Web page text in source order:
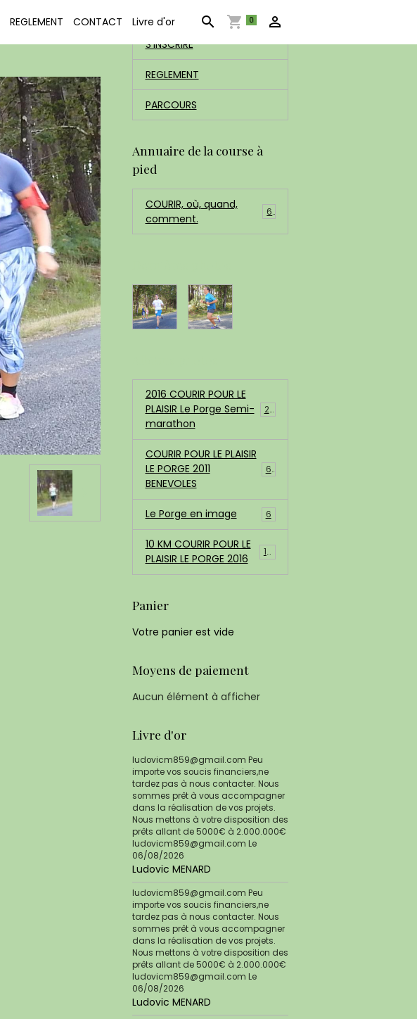
REGLEMENT CONTACT Livre d'or 0
S'INSCRIRE
REGLEMENT
PARCOURS
Annuaire de la course à
pied
COURIR, où, quand,
comment.
6
2016 COURIR POUR LE
PLAISIR Le Porge Semi-
marathon
200
COURIR POUR LE PLAISIR
LE PORGE 2011
BENEVOLES
68
Le Porge en image 6
10 KM COURIR POUR LE
PLAISIR LE PORGE 2016
183
Panier
Votre panier est vide
Moyens de paiement
Aucun élément à afficher
Livre d'or
ludovicm859@gmail.com Peu
importe vos soucis financiers,ne
tardez pas à nous contacter. Nous
sommes prêt à vous accompagner
dans la réalisation de vos projets.
Nous mettons à votre disposition des
prêts allant de 5000€ à 2.000.000€
ludovicm859@gmail.com Le
06/08/2026
Ludovic MENARD
ludovicm859@gmail.com Peu
importe vos soucis financiers,ne
tardez pas à nous contacter. Nous
sommes prêt à vous accompagner
dans la réalisation de vos projets.
Nous mettons à votre disposition des
prêts allant de 5000€ à 2.000.000€
ludovicm859@gmail.com Le
06/08/2026
Ludovic MENARD